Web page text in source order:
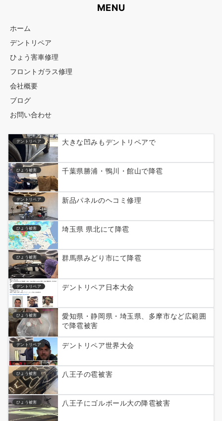
送
り
MENU
ホーム
デントリペア
ひょう害車修理
フロントガラス修理
会社概要
ブログ
お問い合わせ
デントリペア 大きな凹みもデントリペアで
ひょう被害 千葉県勝浦・鴨川・館山で降雹
デントリペア 新品パネルのヘコミ修理
ひょう被害 埼玉県 県北にて降雹
ひょう被害 群馬県みどり市にて降雹
デントリペア デントリペア日本大会
ひょう被害
愛知県・静岡県・埼玉県、多摩市など広範囲
で降雹被害
デントリペア デントリペア世界大会
ひょう被害 八王子の雹被害
ひょう被害 八王子にゴルボール大の降雹被害